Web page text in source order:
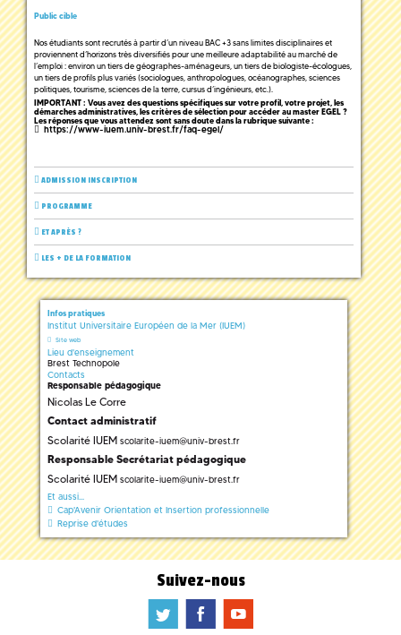
Public cible
Nos étudiants sont recrutés à partir d’un niveau BAC +3 sans limites disciplinaires et
proviennent d’horizons très diversifiés pour une meilleure adaptabilité au marché de
l’emploi : environ un tiers de géographes-aménageurs, un tiers de biologiste-écologues,
un tiers de profils plus variés (sociologues, anthropologues, océanographes, sciences
politiques, tourisme, sciences de la terre, cursus d’ingénieurs, etc.).
IMPORTANT : Vous avez des questions spécifiques sur votre profil, votre projet, les
démarches administratives, les critères de sélection pour accéder au master EGEL ?
Les réponses que vous attendez sont sans doute dans la rubrique suivante :
https://www-iuem.univ-brest.fr/faq-egel/
ADMISSION INSCRIPTION
PROGRAMME
ET APRÈS ?
LES + DE LA FORMATION
Infos pratiques
Institut Universitaire Européen de la Mer (IUEM)
Site web
Lieu d'enseignement
Brest Technopole
Contacts
Responsable pédagogique
Nicolas Le Corre
Contact administratif
Scolarité IUEM scolarite-iuem@univ-brest.fr
Responsable Secrétariat pédagogique
Scolarité IUEM scolarite-iuem@univ-brest.fr
Et aussi...
Cap'Avenir Orientation et Insertion professionnelle
Reprise d'études
Suivez-nous
a b f